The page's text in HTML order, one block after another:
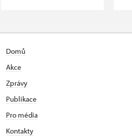
Domů
Akce
Zprávy
Publikace
Pro média
Kontakty